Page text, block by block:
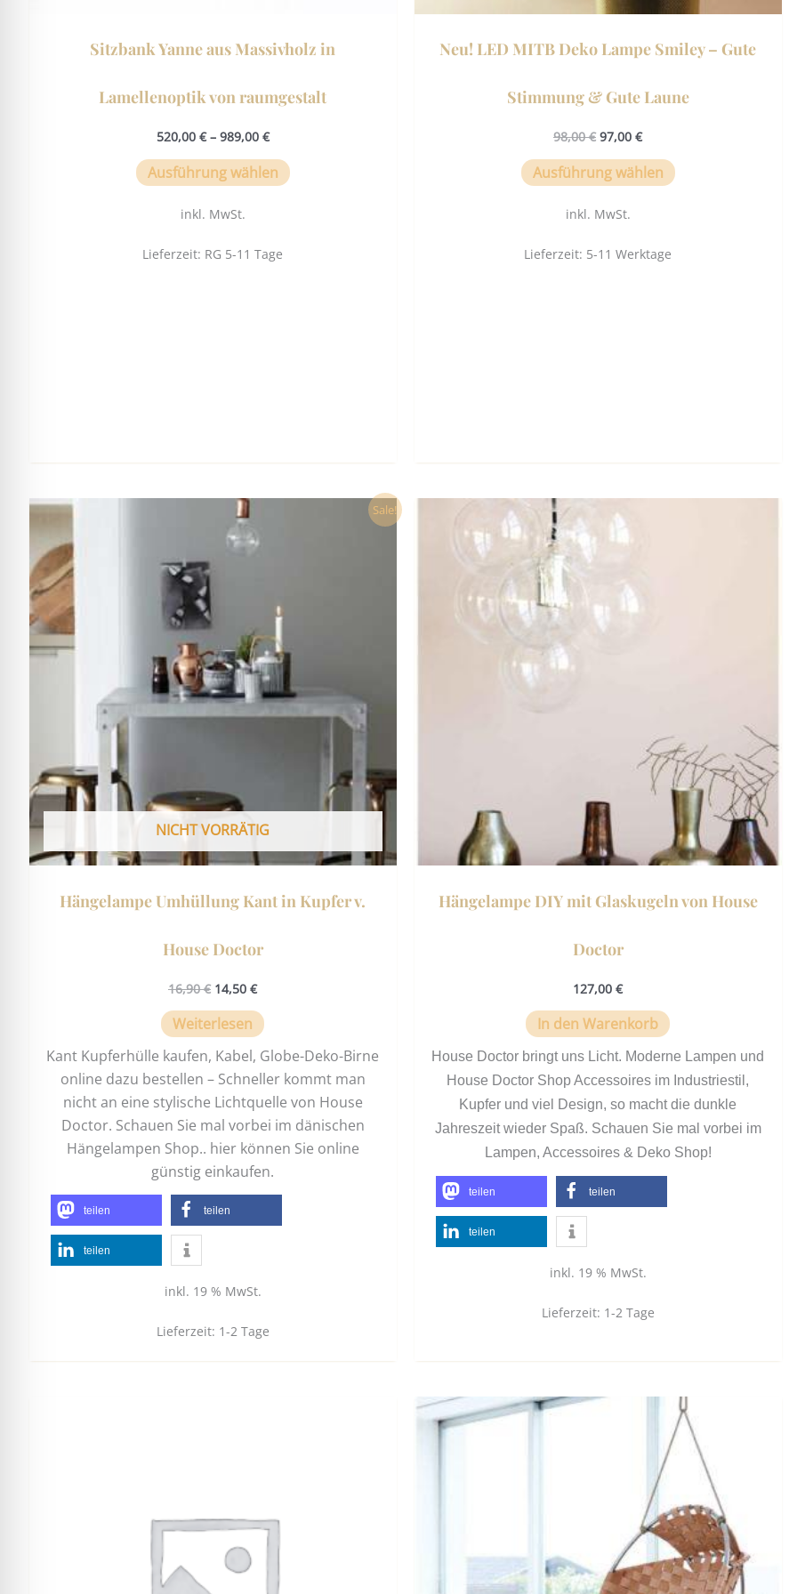
Sitzbank Yanne aus Massivholz in
Lamellenoptik von raumgestalt
520,00 €– 989,00 €
Ausführung wählen
inkl. MwSt.
Lieferzeit: RG 5-11 Tage
Neu! LED MITB Deko Lampe Smiley – Gute
Stimmung & Gute Laune
98,00€ 97,00 €
Ausführung wählen
inkl. MwSt.
Lieferzeit: 5-11 Werktage
Sale!
NICHT VORRÄTIG
Hängelampe Umhüllung Kant in Kupfer v.
House Doctor
16,90€
Ursprünglicher
Preis
war:
16,90 €
14,50 €
ist:
14,50 €.
Weiterlesen
Kant Kupferhülle kaufen, Kabel, Globe-Deko-Birne
online dazu bestellen – Schneller kommt man
nicht an eine stylische Lichtquelle von House
Doctor. Schauen Sie mal vorbei im dänischen
Hängelampen Shop.. hier können Sie online
günstig einkaufen.
teilen teilen
teilen
inkl. 19 % MwSt.
Lieferzeit: 1-2 Tage
Hängelampe DIY mit Glaskugeln von House
Doctor
127,00 €
In den Warenkorb
House Doctor bringt uns Licht. Moderne Lampen und
House Doctor Shop Accessoires im Industriestil,
Kupfer und viel Design, so macht die dunkle
Jahreszeit wieder Spaß. Schauen Sie mal vorbei im
Lampen, Accessoires & Deko Shop!
teilen teilen
teilen
inkl. 19 % MwSt.
Lieferzeit: 1-2 Tage